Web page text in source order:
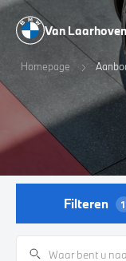
Van
Homepage
Filteren 1